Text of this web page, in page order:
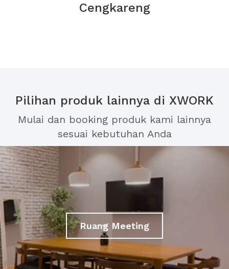
Cengkareng
Pilihan produk lainnya di XWORK
Mulai dan booking produk kami lainnya
sesuai kebutuhan Anda
Ruang Meeting